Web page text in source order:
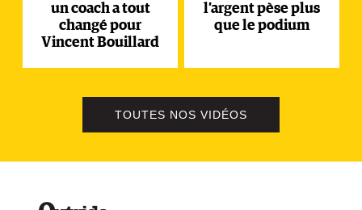
un coach a tout
changé pour
Vincent Bouillard
l’argent pèse plus
que le podium
TOUTES NOS VIDÉOS